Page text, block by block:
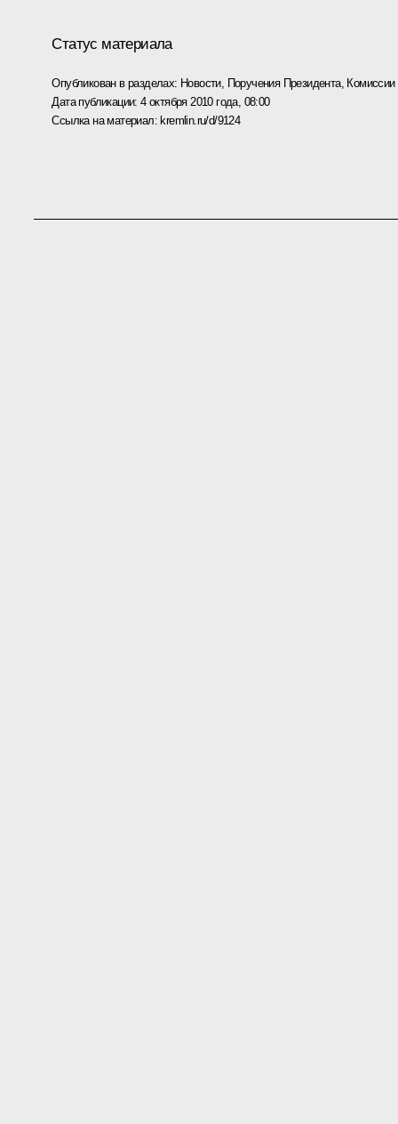
Статус материала
Опубликован в разделах: Новости, Поручения Президента,
Дата публикации:4 октября 2010 года, 08:00
Ссылка на материал: kremlin.ru/d/9124